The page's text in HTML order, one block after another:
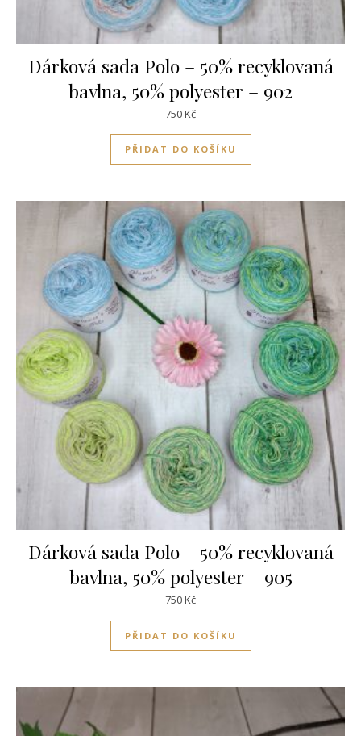
Dárková sada Polo – 50% recyklovaná
bavlna, 50% polyester – 902
750Kč
PŘIDAT DO KOŠÍKU
Dárková sada Polo – 50% recyklovaná
bavlna, 50% polyester – 905
750Kč
PŘIDAT DO KOŠÍKU